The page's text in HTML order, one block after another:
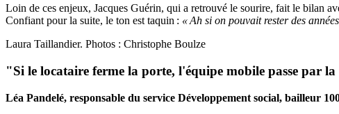
Loin de ces enjeux, Jacques Guérin, qui a retrouvé le sourire, fait le bilan
Confiant pour la suite, le ton est taquin : « Ah si on pouvait rester des
Laura Taillandier. Photos : Christophe Boulze
"Si le locataire ferme la porte, l'équipe mobile passe par
Léa Pandelé, responsable du service Développement social, bailleur